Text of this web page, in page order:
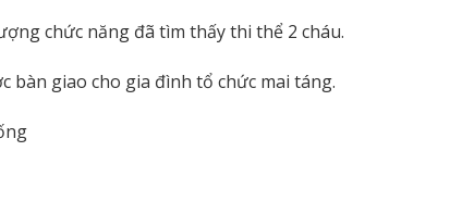
chức năng đã tìm thấy thi thể 2 cháu.
bàn giao cho gia đình tổ chức mai táng.